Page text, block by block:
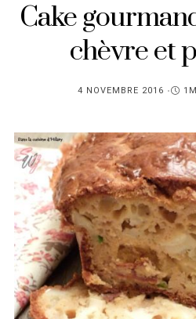
Cake
chèvre et
PUBLIÉ
4 NOVEMBRE 2016